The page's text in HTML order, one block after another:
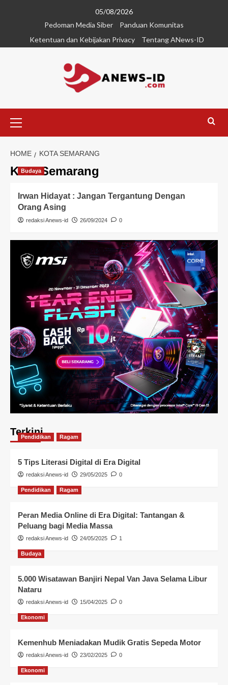
05/08/2026
Pedoman Media Siber
Panduan Komunitas
Ketentuan dan Kebijakan Privacy
Tentang ANews-ID
HOME KOTA SEMARANG
Kota Semarang
Budaya
Irwan Hidayat : Jangan Tergantung Dengan
Orang Asing
redaksi Anews-id 26/09/2024 0
Terkini
Pendidikan Ragam
5 Tips Literasi Digital di Era Digital
redaksi Anews-id 29/05/2025 0
Pendidikan Ragam
Peran Media Online di Era Digital: Tantangan &
Peluang bagi Media Massa
redaksi Anews-id 24/05/2025 1
Budaya
5.000 Wisatawan Banjiri Nepal Van Java Selama Libur
Nataru
redaksi Anews-id 15/04/2025 0
Ekonomi
Kemenhub Meniadakan Mudik Gratis Sepeda Motor
redaksi Anews-id 23/02/2025 0
Ekonomi